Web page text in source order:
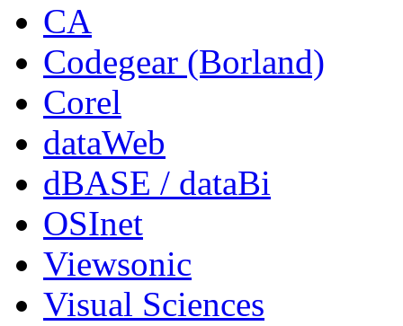
CA
Codegear (Borland)
Corel
dataWeb
dBASE / dataBi
OSInet
Viewsonic
Visual Sciences